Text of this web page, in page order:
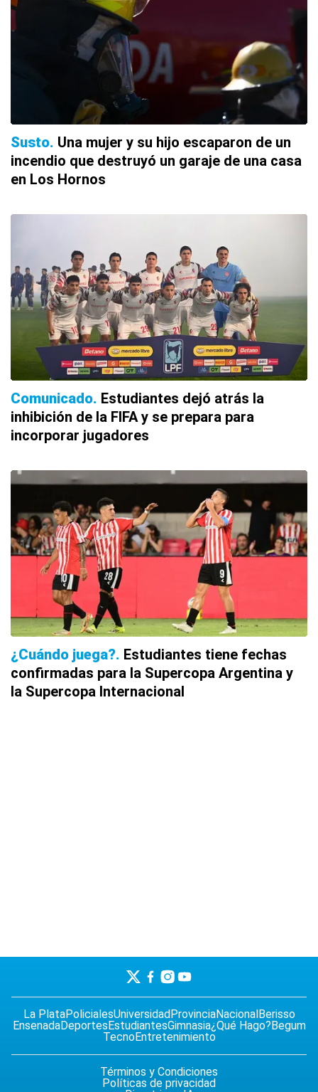
Susto Una mujer y su hijo escaparon de un
incendio que destruyó un garaje de una casa
en Los Hornos
Comunicado Estudiantes dejó atrás la
inhibición de la FIFA y se prepara para
incorporar jugadores
¿Cuándo juega? Estudiantes tiene fechas
confirmadas para la Supercopa Argentina y
la Supercopa Internacional
La PlataPolicialesUniversidadProvinciaNacionalBerisso
EnsenadaDeportesEstudiantesGimnasia¿Qué Hago?Begum
TecnoEntretenimiento
Términos y Condiciones
Políticas de privacidad